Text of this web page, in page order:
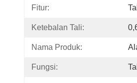
Fitur:
Ketebalan Tali:
Nama Produk:
Fungsi: